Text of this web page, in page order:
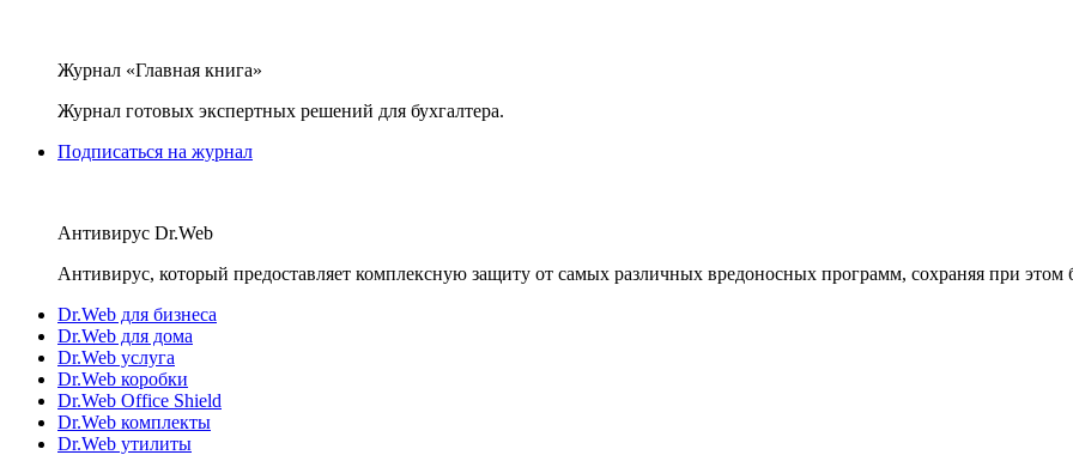
Журнал «Главная книга»
Журнал готовых экспертных решений для бухгалтера.
Подписаться на журнал
Антивирус Dr.Web
Антивирус, который предоставляет комплексную защиту от самых различных вредоносных программ, сохраняя при этом
Dr.Web для бизнеса
Dr.Web для дома
Dr.Web услуга
Dr.Web коробки
Dr.Web Office Shield
Dr.Web комплекты
Dr.Web утилиты